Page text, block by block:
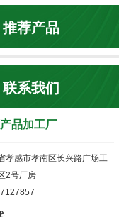
推荐产品
联系我们
品加工厂
孝感市孝南区长兴路广场工
2号厂房